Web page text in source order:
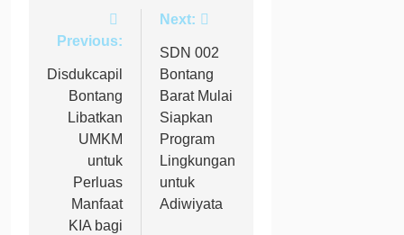
Navigasi
Previous:
Disdukcapil
Bontang
Libatkan
UMKM
untuk
Perluas
Manfaat
KIA bagi
Next:
SDN 002
Bontang
Barat Mulai
Siapkan
Program
Lingkungan
untuk
Adiwiyata